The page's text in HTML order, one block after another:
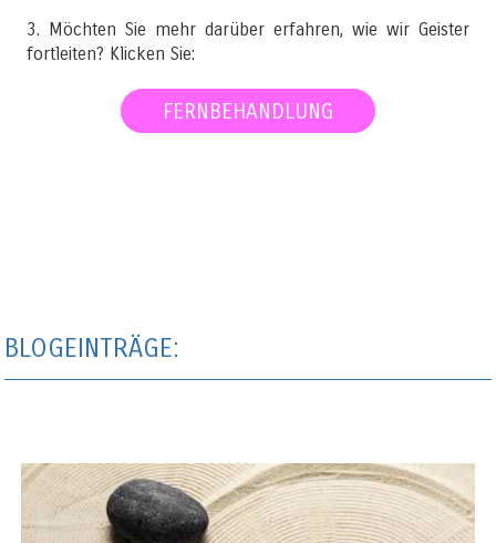
3. Möchten Sie mehr darüber erfahren, wie wir Geister
fortleiten? Klicken Sie:
FERNBEHANDLUNG
BLOGEINTRÄGE: